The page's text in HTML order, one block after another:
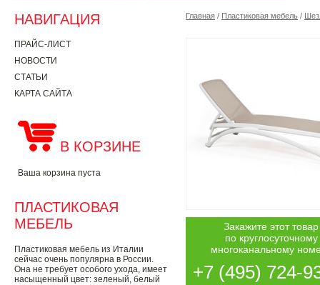
НАВИГАЦИЯ
ПРАЙС-ЛИСТ
НОВОСТИ
СТАТЬИ
КАРТА САЙТА
В КОРЗИНЕ
Ваша корзина пуста
ПЛАСТИКОВАЯ
МЕБЕЛЬ
Пластиковая мебель из Италии
сейчас очень популярна в России.
Она не требует особого ухода, имеет
насыщенный цвет: зеленый, белый
Главная / Пластиковая мебель /
Закажите этот товар
по круглосуточному
многоканальному
+7 (495) 724-